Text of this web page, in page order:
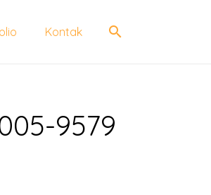
Kontak search
9579